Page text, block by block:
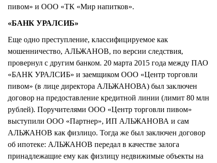
пивом» и ООО «ТК «Мир напитков».
«БАНК УРАЛСИБ»
Еще одно преступление, классифицируемое как
мошенничество, АЛЬЖАНОВ, по версии следствия,
провернул с другим банком. 20 марта 2015 года между ПАО
«БАНК УРАЛСИБ» и заемщиком ООО «Центр торговли
пивом» (в лице директора АЛЬЖАНОВА) был заключен
договор на предоставление кредитной линии (лимит 80 млн
рублей). Поручителями ООО «Центр торговли пивом»
выступили ООО «Партнер», ИП АЛЬЖАНОВА и сам
АЛЬЖАНОВ как физлицо. Тогда же был заключен договор
об ипотеке: АЛЬЖАНОВ передал в качестве залога
принадлежащие ему как физлицу недвижимые объекты на